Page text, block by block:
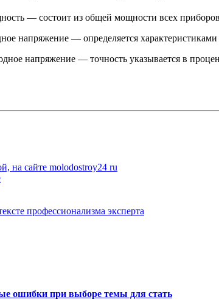
— состоит из общей мощности всех
напряжение — определяется
напряжение — точность указывается в
на сайте molodostroy24 ru
профессионализма эксперта
ошибки при выборе темы для стать